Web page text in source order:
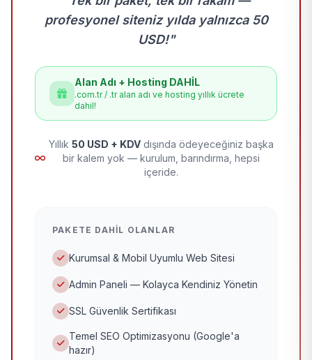
profesyonel siteniz yılda yalnızca 50
USD!"
Alan Adı + Hosting DAHİL
.com.tr / .tr alan adı ve hosting yıllık ücrete
dahil!
Yıllık 50 USD + KDV dışında ödeyeceğiniz başka
bir kalem yok — kurulum, barındırma, hepsi
içeride.
PAKETE DAHIL OLANLAR
Kurumsal & Mobil Uyumlu Web Sitesi
Admin Paneli — Kolayca Kendiniz Yönetin
SSL Güvenlik Sertifikası
Temel SEO Optimizasyonu (Google'a
hazır)